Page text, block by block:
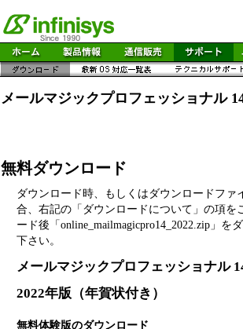
メールマジックプロフェッショナル
無料ダウンロード
ダウンロード時、もしくはダウンロードファ
合、右記の「ダウンロードについて」の項を
ード後「online_mailmagicpro14_2022.zip」を
下さい。
メールマジックプロフェッショナル
2022年版（年賀状付き）
無料体験版のダウンロード